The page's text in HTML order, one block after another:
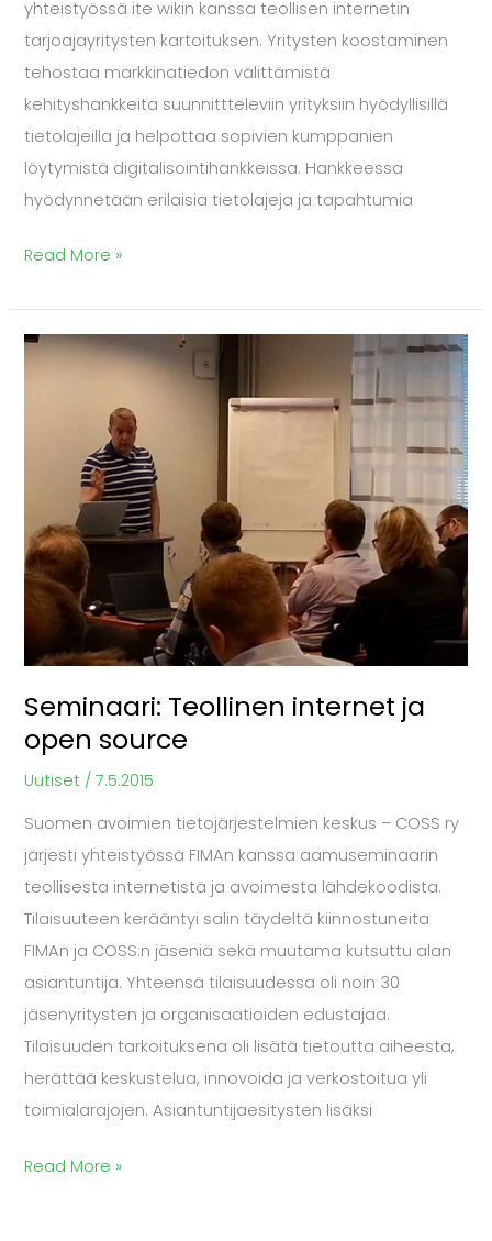
yhteistyössä ite wikin kanssa teollisen internetin
tarjoajayritysten kartoituksen. Yritysten koostaminen
tehostaa markkinatiedon välittämistä
kehityshankkeita suunnittteleviin yrityksiin hyödyllisillä
tietolajeilla ja helpottaa sopivien kumppanien
löytymistä digitalisointihankkeissa. Hankkeessa
hyödynnetään erilaisia tietolajeja ja tapahtumia
Read More »
Seminaari: Teollinen internet ja
open source
Uutiset /7.5.2015
Suomen avoimien tietojärjestelmien keskus – COSS ry
järjesti yhteistyössä FIMAn kanssa aamuseminaarin
teollisesta internetistä ja avoimesta lähdekoodista.
Tilaisuuteen kerääntyi salin täydeltä kiinnostuneita
FIMAn ja COSS:n jäseniä sekä muutama kutsuttu alan
asiantuntija. Yhteensä tilaisuudessa oli noin 30
jäsenyritysten ja organisaatioiden edustajaa.
Tilaisuuden tarkoituksena oli lisätä tietoutta aiheesta,
herättää keskustelua, innovoida ja verkostoitua yli
toimialarajojen. Asiantuntijaesitysten lisäksi
Seminaari:
source
Read More »